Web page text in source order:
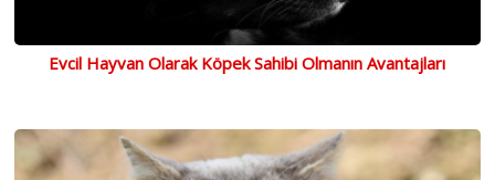
Evcil Hayvan Olarak Köpek Sahibi Olmanın Avantajları